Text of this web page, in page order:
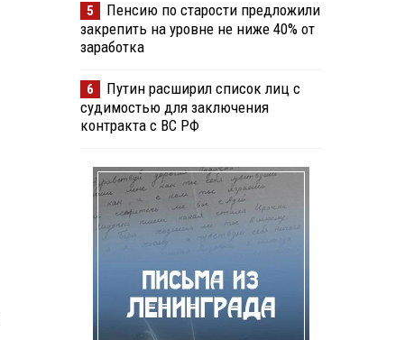
5
Пенсию по старости предложили
закрепить на уровне не ниже 40% от
заработка
6
Путин расширил список лиц с
судимостью для заключения
контракта с ВС РФ